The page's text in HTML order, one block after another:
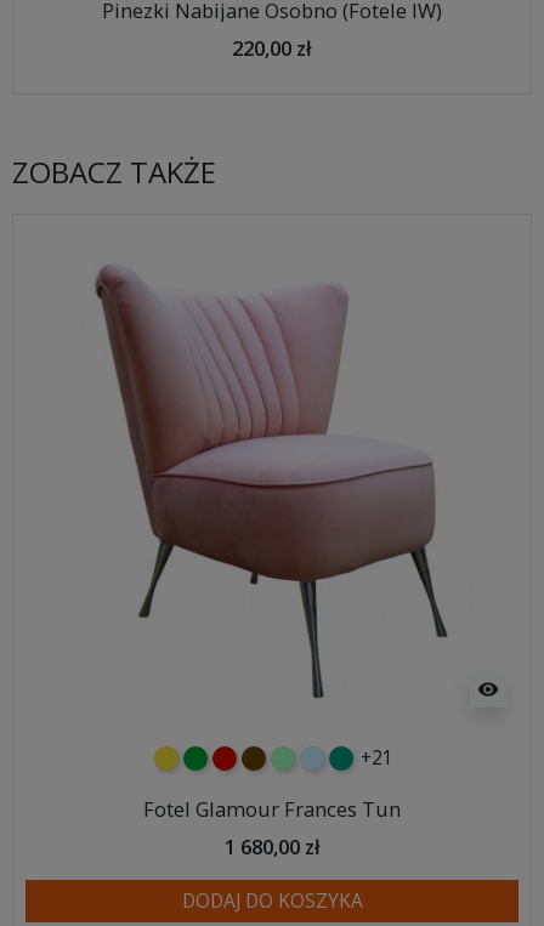
Pinezki Nabijane Osobno (Fotele IW)
220,00 zł
ZOBACZ TAKŻE
visibility
żółtyzielonyczerwony
czekoladowy
miętowybłękitny
turkusowy
+21
Fotel Glamour Frances Tun
1 680,00 zł
DODAJ DO KOSZYKA